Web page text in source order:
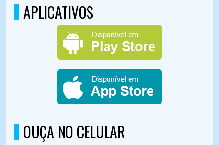
APLICATIVOS
OUÇA NO CELULAR